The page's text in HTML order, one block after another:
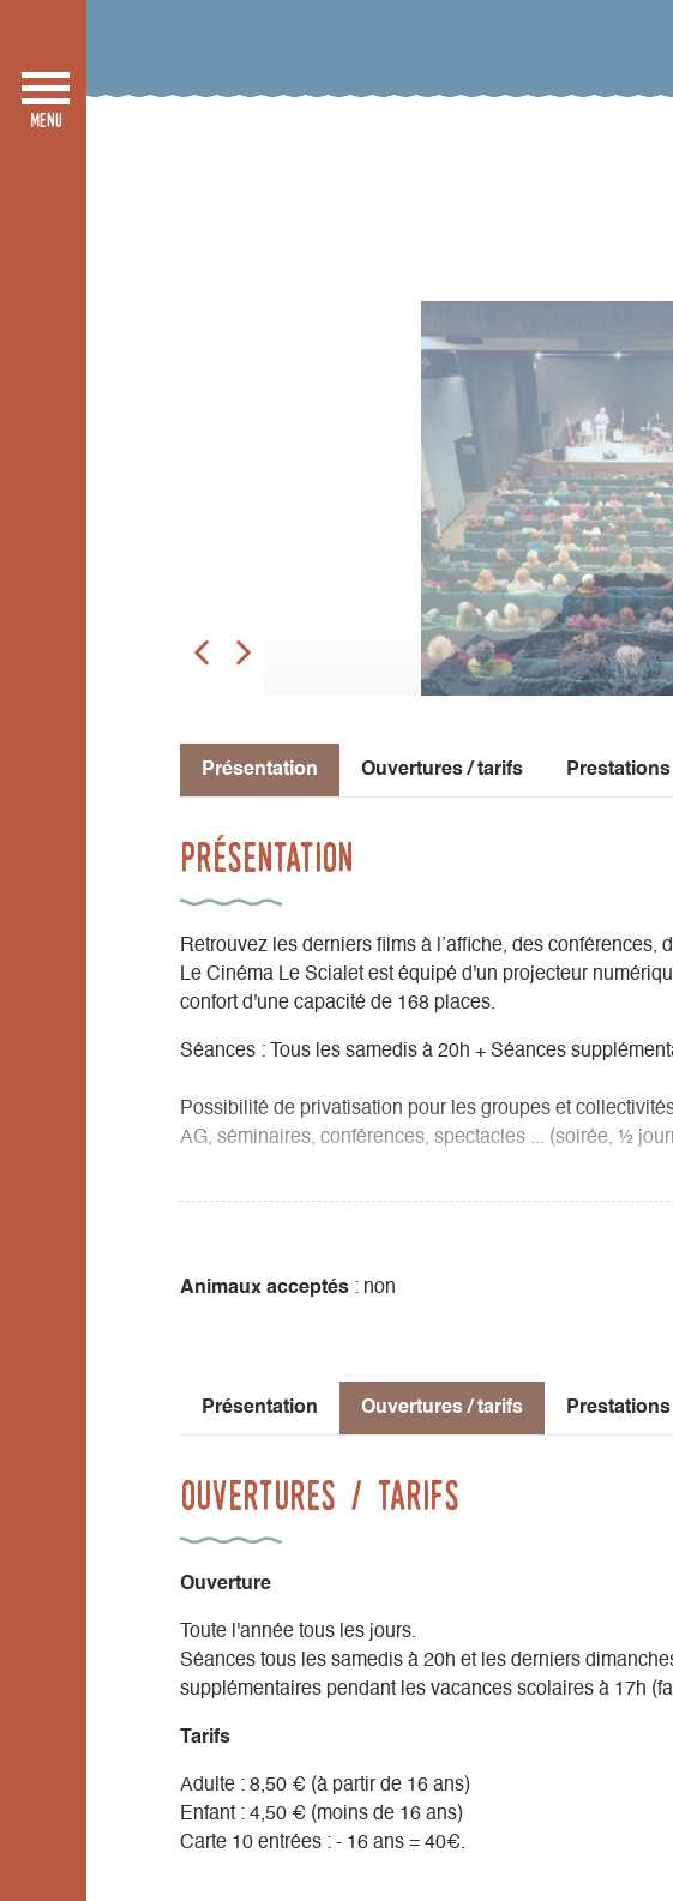
Présentation Ouvertures / tarifs Prestations
Présentation
Retrouvez les derniers films à l’affiche, des conférences,
Le Cinéma Le Scialet est équipé d'un projecteur
confort d'une capacité de 168 places.
Séances : Tous les samedis à 20h + Séances
Possibilité de privatisation pour les groupes et
AG, séminaires, conférences, spectacles ... (soirée, ½
Animaux acceptés : non
Présentation Ouvertures / tarifs Prestations
Ouvertures / tarifs
Ouverture
Toute l'année tous les jours.
Séances tous les samedis à 20h et les derniers
supplémentaires pendant les vacances scolaires à 17h
Tarifs
Adulte : 8,50 € (à partir de 16 ans)
Enfant : 4,50 € (moins de 16 ans)
Carte 10 entrées : - 16 ans = 40€.